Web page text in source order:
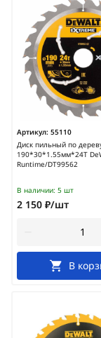
Артикул: 55110
Диск пильный по
190*30*1.55мм*24Т
Runtime/DT99562
В наличии: 5 шт
2 150 ₽/шт
В